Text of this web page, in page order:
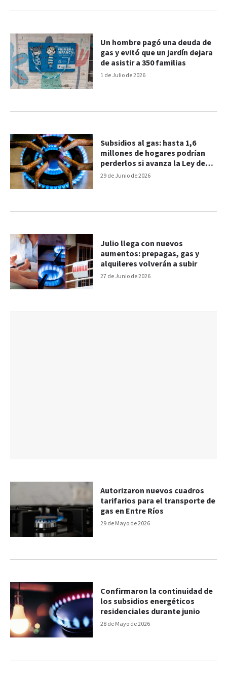
1 de Julio de 2026
Un hombre pagó una deuda de
gas y evitó que un jardín dejara
de asistir a 350 familias
29 de Junio de 2026
Subsidios al gas: hasta 1,6
millones de hogares podrían
perderlos si avanza la Ley de
Zona Fría
27 de Junio de 2026
Julio llega con nuevos
aumentos: prepagas, gas y
alquileres volverán a subir
29 de Mayo de 2026
Autorizaron nuevos cuadros
tarifarios para el transporte de
gas en Entre Ríos
28 de Mayo de 2026
Confirmaron la continuidad de
los subsidios energéticos
residenciales durante junio